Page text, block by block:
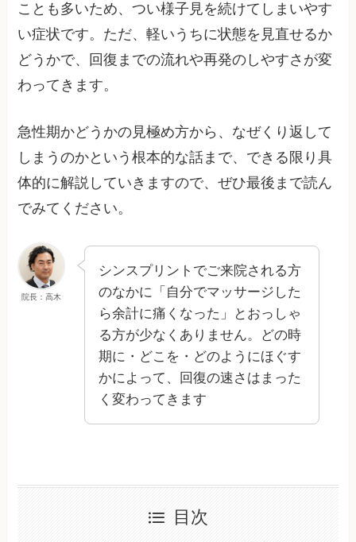
ことも多いため、つい様子見を続けてしまいやす
い症状です。ただ、軽いうちに状態を見直せるか
どうかで、回復までの流れや再発のしやすさが変
わってきます。
急性期かどうかの見極め方から、なぜくり返して
しまうのかという根本的な話まで、できる限り具
体的に解説していきますので、ぜひ最後まで読ん
でみてください。
院長：高木
シンスプリントでご来院される方
のなかに「自分でマッサージした
ら余計に痛くなった」とおっしゃ
る方が少なくありません。どの時
期に・どこを・どのようにほぐす
かによって、回復の速さはまった
く変わってきます
目次